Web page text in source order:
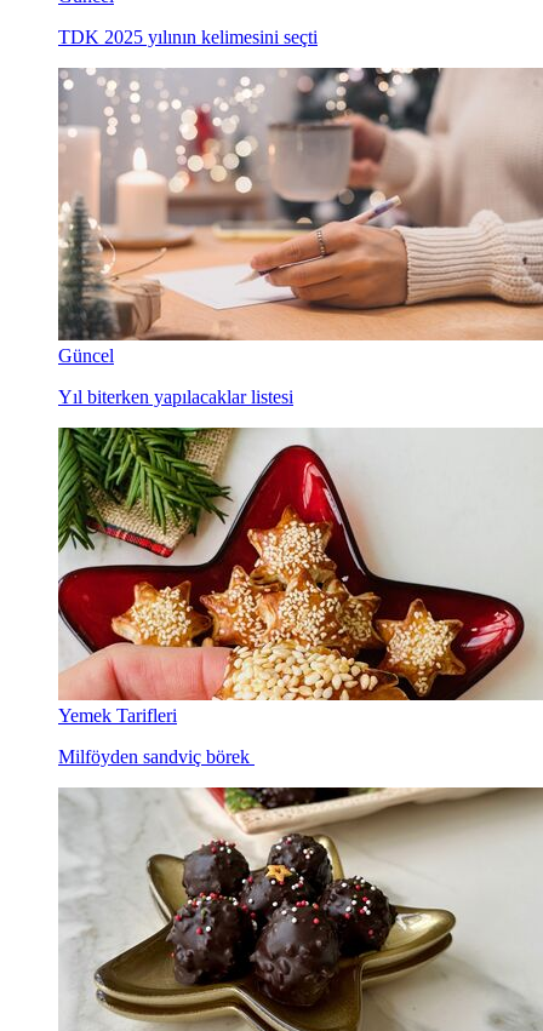
TDK 2025 yılının kelimesini seçti
Güncel
Yıl biterken yapılacaklar listesi
Yemek Tarifleri
Milföyden sandviç börek